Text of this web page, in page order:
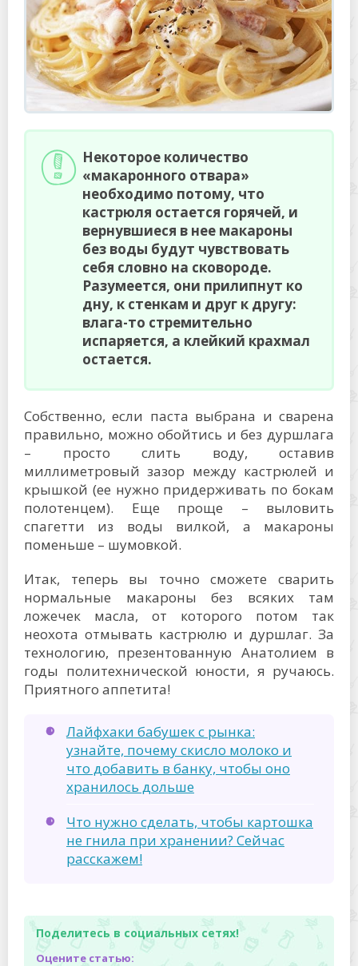
Некоторое количество
«макаронного отвара»
необходимо потому, что
кастрюля остается горячей, и
вернувшиеся в нее макароны
без воды будут чувствовать
себя словно на сковороде.
Разумеется, они прилипнут ко
дну, к стенкам и друг к другу:
влага-то стремительно
испаряется, а клейкий крахмал
остается.
Собственно, если паста выбрана и сварена
правильно, можно обойтись и без дуршлага
– просто слить воду, оставив
миллиметровый зазор между кастрюлей и
крышкой (ее нужно придерживать по бокам
полотенцем). Еще проще – выловить
спагетти из воды вилкой, а макароны
поменьше – шумовкой.
Итак, теперь вы точно сможете сварить
нормальные макароны без всяких там
ложечек масла, от которого потом так
неохота отмывать кастрюлю и дуршлаг. За
технологию, презентованную Анатолием в
годы политехнической юности, я ручаюсь.
Приятного аппетита!
Лайфхаки бабушек с рынка:
узнайте, почему скисло молоко и
что добавить в банку, чтобы оно
хранилось дольше
Что нужно сделать, чтобы картошка
не гнила при хранении? Сейчас
расскажем!
Поделитесь в социальных сетях!
Оцените статью: